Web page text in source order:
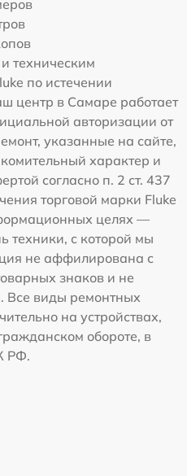
техническим
по истечении
центр в Самаре работает
авторизации от
указанные на сайте,
характер и
согласно п. 2 ст. 437
торговой марки Fluke
целях —
техники, с которой мы
не аффилирована с
знаков и не
Все виды ремонтных
на устройствах,
обороте, в
РФ.